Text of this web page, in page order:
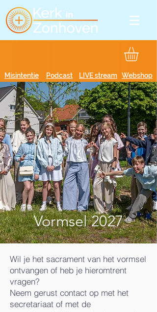
Podcast
Misintentie LIVE stream Webshop
Vormsel 2027
Wil je het sacrament van het vormsel
ontvangen of heb je hieromtrent
vragen?
Neem gerust contact op met het
secretariaat of met de